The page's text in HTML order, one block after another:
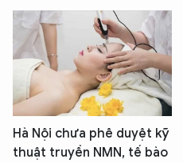
Hà Nội chưa phê duyệt kỹ
thuật truyền NMN, tế bào